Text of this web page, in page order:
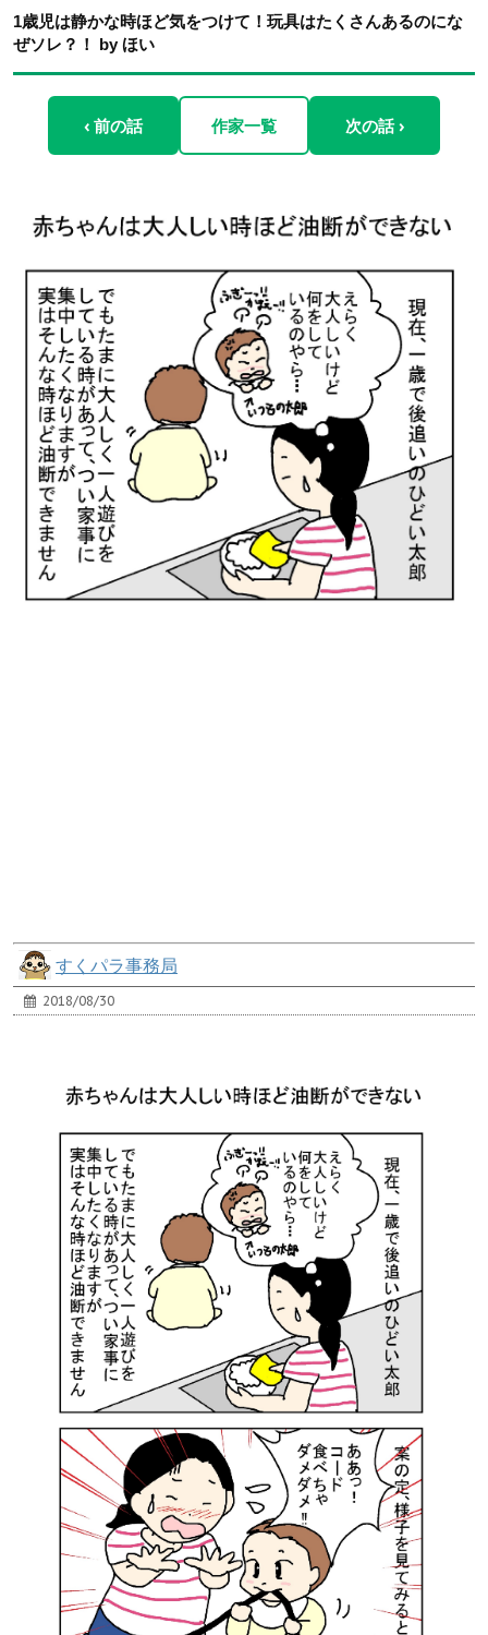
1歳児は静かな時ほど気をつけて！玩具はたくさんあるのにな
ぜソレ？！ by ほい
‹ 前の話 作家一覧 次の話 ›
すくパラ事務局
2018/08/30